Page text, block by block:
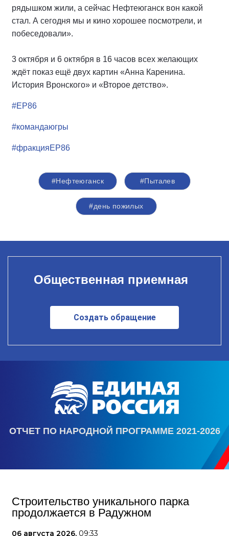
рядышком жили, а сейчас Нефтеюганск вон какой
стал. А сегодня мы и кино хорошее посмотрели, и
побеседовали».
3 октября и 6 октября в 16 часов всех желающих
ждёт показ ещё двух картин «Анна Каренина.
История Вронского» и «Второе детство».
#ЕР86
#командаюгры
#фракцияЕР86
#Нефтеюганск #Пыталев
#день пожилых
Общественная приемная
Создать обращение
ОТЧЕТ ПО НАРОДНОЙ ПРОГРАММЕ 2021-2026
Строительство уникального парка
продолжается в Радужном
06 августа 2026, 09:33